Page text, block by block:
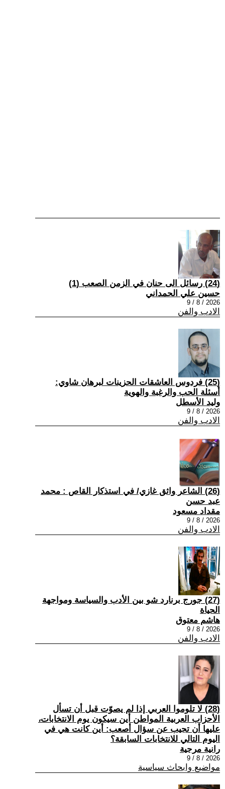
(24) رسائل الى حنان في الزمن الصعب (1)
حسين علي الحمداني
2026 / 8 / 9
الادب والفن
(25) فردوس العاشقات الحزينات لبرهان شاوي:
أسئلة الحب والرغبة والهوية
وليد الأسطل
2026 / 8 / 9
الادب والفن
(26) الشاعر واثق غازي/ في استذكار القاص : محمد
عبد حسن
مقداد مسعود
2026 / 8 / 9
الادب والفن
(27) جورج برنارد شو بين الأدب والسياسة ومواجهة
الحياة
هاشم معتوق
2026 / 8 / 9
الادب والفن
(28) لا تلوموا العربي إذا لم يصوّت قبل أن تسأل
الأحزاب العربية المواطن أين سيكون يوم الانتخابات،
عليها أن تجيب عن سؤال أصعب: أين كانت هي في
اليوم التالي للانتخابات السابقة؟
رانية مرجية
2026 / 8 / 9
مواضيع وابحاث سياسية